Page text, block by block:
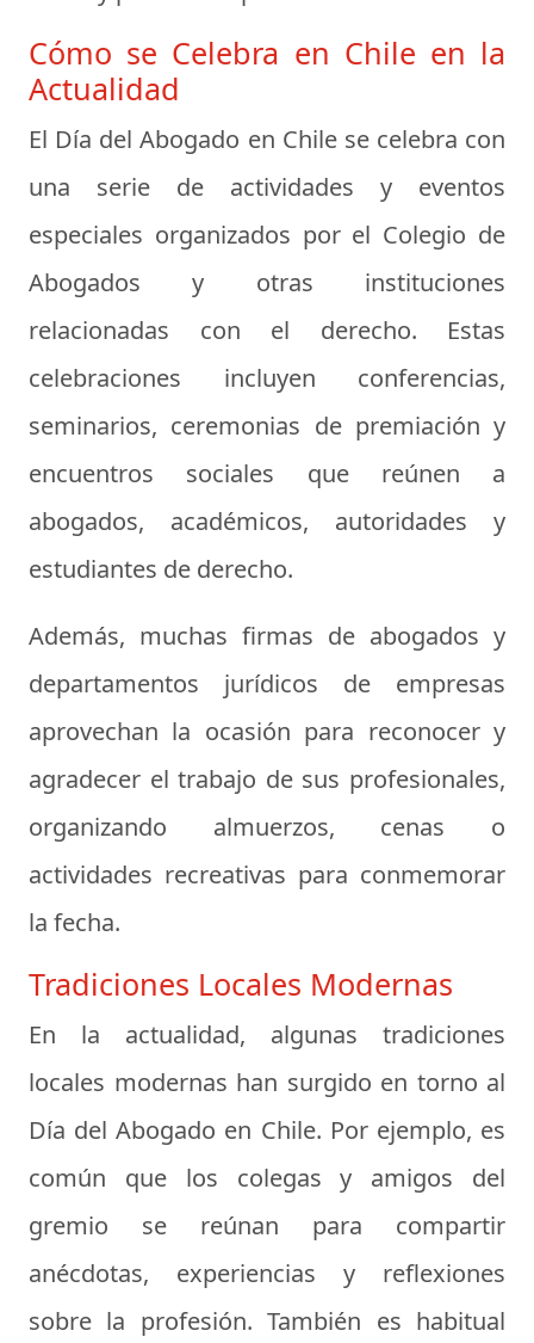
Cómo se Celebra en Chile en la
Actualidad
El Día del Abogado en Chile se celebra con
una serie de actividades y eventos
especiales organizados por el Colegio de
Abogados y otras instituciones
relacionadas con el derecho. Estas
celebraciones incluyen conferencias,
seminarios, ceremonias de premiación y
encuentros sociales que reúnen a
abogados, académicos, autoridades y
estudiantes de derecho.
Además, muchas firmas de abogados y
departamentos jurídicos de empresas
aprovechan la ocasión para reconocer y
agradecer el trabajo de sus profesionales,
organizando almuerzos, cenas o
actividades recreativas para conmemorar
la fecha.
Tradiciones Locales Modernas
En la actualidad, algunas tradiciones
locales modernas han surgido en torno al
Día del Abogado en Chile. Por ejemplo, es
común que los colegas y amigos del
gremio se reúnan para compartir
anécdotas, experiencias y reflexiones
sobre la profesión. También es habitual